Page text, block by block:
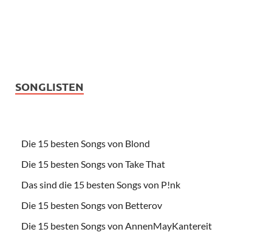
SONGLISTEN
Die 15 besten Songs von Blond
Die 15 besten Songs von Take That
Das sind die 15 besten Songs von P!nk
Die 15 besten Songs von Betterov
Die 15 besten Songs von AnnenMayKantereit